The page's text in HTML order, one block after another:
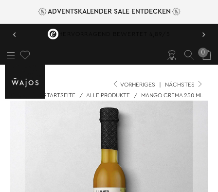
ADVENTSKALENDER SALE ENTDECKEN
‹ ›
0
VORHERIGES
NÄCHSTES
STARTSEITE
/ ALLE PRODUKTE / MANGO CREMA 250 ML